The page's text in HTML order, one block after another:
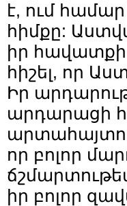
է, ում
հիմքը:
իր հավատքի
հիշել, որ
Իր
արդարացի
որ բոլոր
իր բոլոր